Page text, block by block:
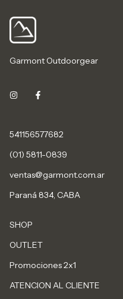
Garmont Outdoorgear
541156577682
(01) 5811-0839
ventas@garmont.com.ar
Paraná 834, CABA
SHOP
OUTLET
Promociones 2x1
ATENCION AL CLIENTE